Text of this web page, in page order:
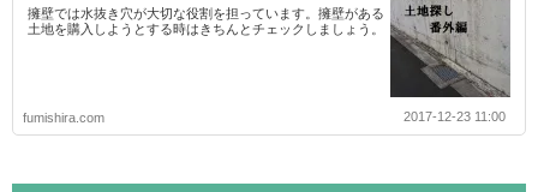
擁壁では水抜き穴が大切な役割を担っています。擁壁がある
土地を購入しようとする時はきちんとチェックしましょう。
fumishira.com 2017-12-23 11:00